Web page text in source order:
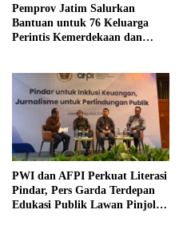
Pemprov Jatim Salurkan
Bantuan untuk 76 Keluarga
Perintis Kemerdekaan dan
PWI dan AFPI Perkuat Literasi
Pindar, Pers Garda Terdepan
Edukasi Publik Lawan Pinjol